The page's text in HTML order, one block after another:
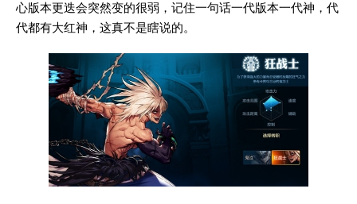
心版本更迭会突然变的很弱，记住一句话一代版本一代神，代
代都有大红神，这真不是瞎说的。